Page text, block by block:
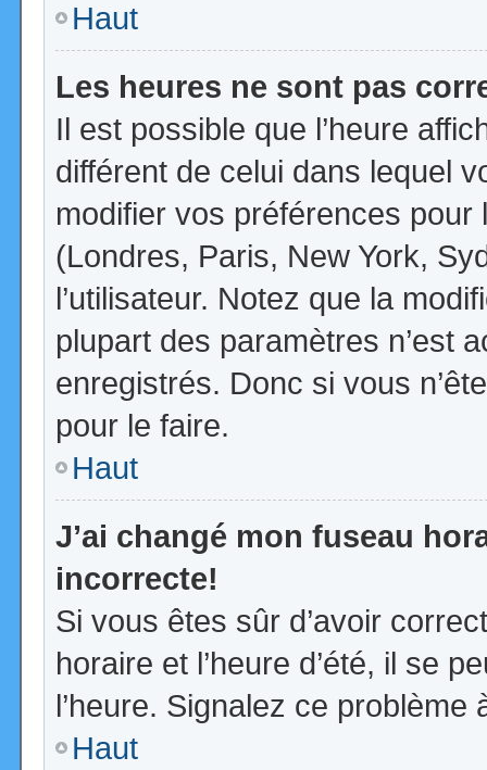
Haut
Les heures ne sont pas
Il est possible que l’heure
différent de celui dans lequel
modifier vos préférences
(Londres, Paris, New York,
l’utilisateur. Notez que la
plupart des paramètres n’est
enregistrés. Donc si vous
pour le faire.
Haut
J’ai changé mon fuseau
incorrecte!
Si vous êtes sûr d’avoir
horaire et l’heure d’été, il se
l’heure. Signalez ce problème
Haut